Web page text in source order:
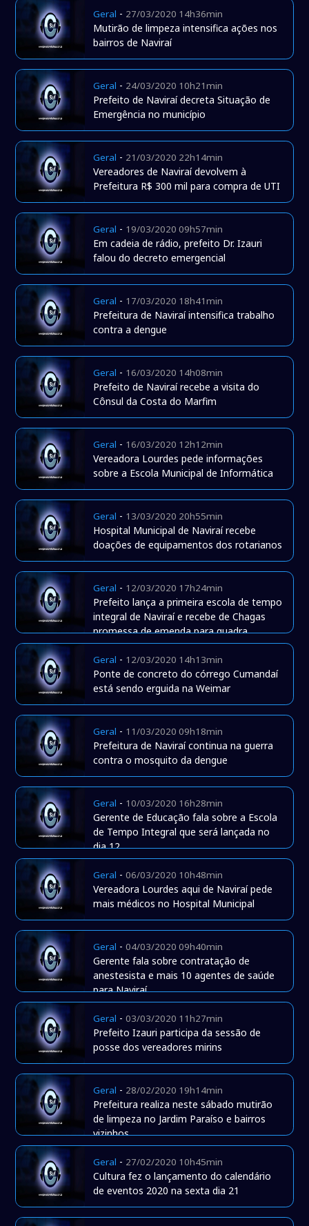
Geral - 27/03/2020 14h36min
Mutirão de limpeza intensifica ações nos
bairros de Naviraí
Geral - 24/03/2020 10h21min
Prefeito de Naviraí decreta Situação de
Emergência no município
Geral - 21/03/2020 22h14min
Vereadores de Naviraí devolvem à
Prefeitura R$ 300 mil para compra de UTI
Geral - 19/03/2020 09h57min
Em cadeia de rádio, prefeito Dr. Izauri
falou do decreto emergencial
Geral - 17/03/2020 18h41min
Prefeitura de Naviraí intensifica trabalho
contra a dengue
Geral - 16/03/2020 14h08min
Prefeito de Naviraí recebe a visita do
Cônsul da Costa do Marfim
Geral - 16/03/2020 12h12min
Vereadora Lourdes pede informações
sobre a Escola Municipal de Informática
Geral - 13/03/2020 20h55min
Hospital Municipal de Naviraí recebe
doações de equipamentos dos rotarianos
Geral - 12/03/2020 17h24min
Prefeito lança a primeira escola de tempo
integral de Naviraí e recebe de Chagas
promessa de emenda para quadra
coberta
Geral - 12/03/2020 14h13min
Ponte de concreto do córrego Cumandaí
está sendo erguida na Weimar
Geral - 11/03/2020 09h18min
Prefeitura de Naviraí continua na guerra
contra o mosquito da dengue
Geral - 10/03/2020 16h28min
Gerente de Educação fala sobre a Escola
de Tempo Integral que será lançada no
dia 12
Geral -06/03/2020 10h48min
Vereadora Lourdes aqui de Naviraí pede
mais médicos no Hospital Municipal
Geral -04/03/2020 09h40min
Gerente fala sobre contratação de
anestesista e mais 10 agentes de saúde
para Naviraí
Geral -03/03/2020 11h27min
Prefeito Izauri participa da sessão de
posse dos vereadores mirins
Geral - 28/02/2020 19h14min
Prefeitura realiza neste sábado mutirão
de limpeza no Jardim Paraíso e bairros
vizinhos
Geral - 27/02/2020 10h45min
Cultura fez o lançamento do calendário
de eventos 2020 na sexta dia 21